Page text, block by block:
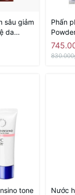
sâu giảm
da
Phấn
sạm
Hàng
tone
Nước